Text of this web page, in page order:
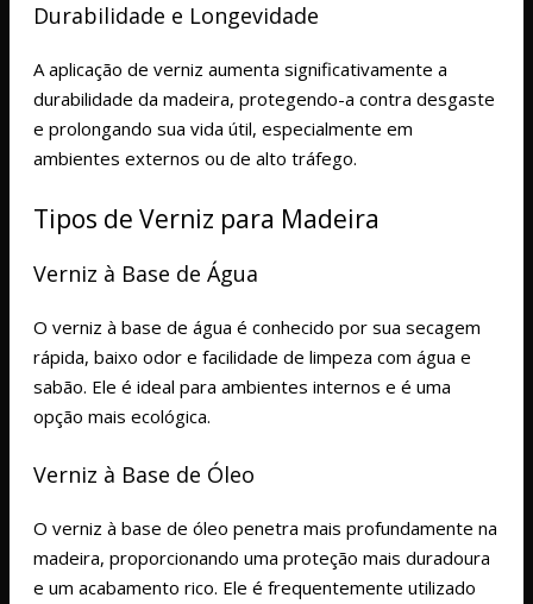
Durabilidade e Longevidade
A aplicação de verniz aumenta significativamente a
durabilidade da madeira, protegendo-a contra desgaste
e prolongando sua vida útil, especialmente em
ambientes externos ou de alto tráfego.
Tipos de Verniz para Madeira
Verniz à Base de Água
O verniz à base de água é conhecido por sua secagem
rápida, baixo odor e facilidade de limpeza com água e
sabão. Ele é ideal para ambientes internos e é uma
opção mais ecológica.
Verniz à Base de Óleo
O verniz à base de óleo penetra mais profundamente na
madeira, proporcionando uma proteção mais duradoura
e um acabamento rico. Ele é frequentemente utilizado